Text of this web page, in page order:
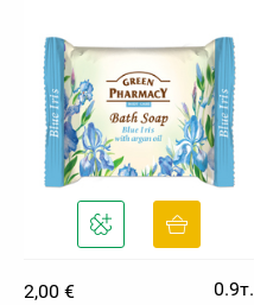
2,00 €
0.9т.